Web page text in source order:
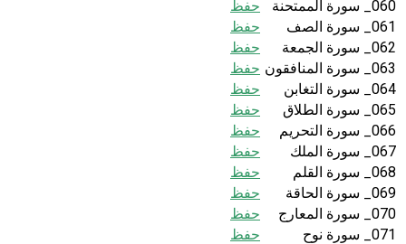
060_ سورة الممتحنة
حفظ
061_ سورة الصف
حفظ
062_ سورة الجمعة
حفظ
063_ سورة المنافقون
حفظ
064_ سورة التغابن
حفظ
065_ سورة الطلاق
حفظ
066_ سورة التحريم
حفظ
067_ سورة الملك
حفظ
068_ سورة القلم
حفظ
069_ سورة الحاقة
حفظ
070_ سورة المعارج
حفظ
071_ سورة نوح
حفظ